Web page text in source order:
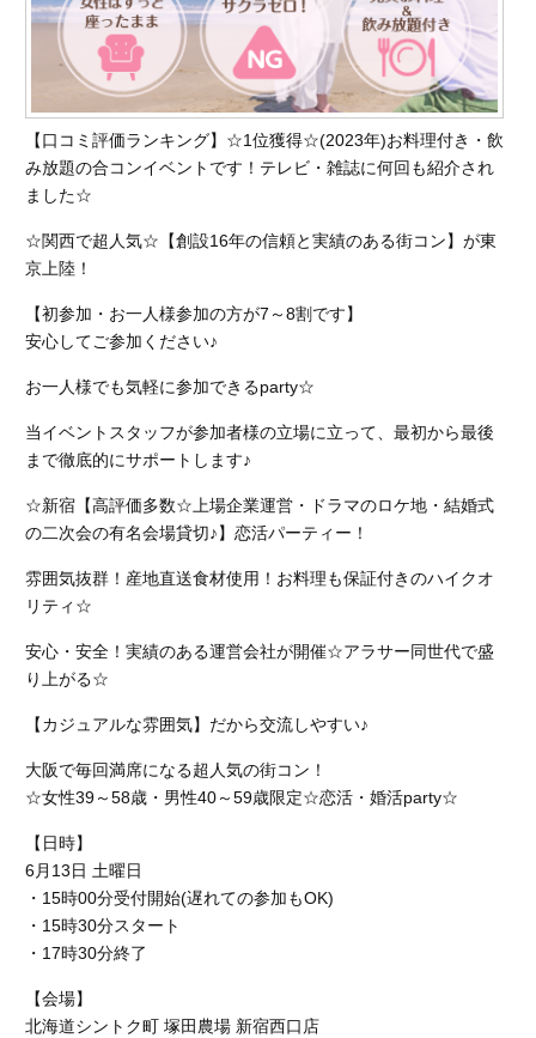
【口コミ評価ランキング】☆1位獲得☆(2023年)お料理付き・飲
み放題の合コンイベントです！テレビ・雑誌に何回も紹介され
ました☆
☆関西で超人気☆【創設16年の信頼と実績のある街コン】が東
京上陸！
【初参加・お一人様参加の方が7～8割です】
安心してご参加ください♪
お一人様でも気軽に参加できるparty☆
当イベントスタッフが参加者様の立場に立って、最初から最後
まで徹底的にサポートします♪
☆新宿【高評価多数☆上場企業運営・ドラマのロケ地・結婚式
の二次会の有名会場貸切♪】恋活パーティー！
雰囲気抜群！産地直送食材使用！お料理も保証付きのハイクオ
リティ☆
安心・安全！実績のある運営会社が開催☆アラサー同世代で盛
り上がる☆
【カジュアルな雰囲気】だから交流しやすい♪
大阪で毎回満席になる超人気の街コン！
☆女性39～58歳・男性40～59歳限定☆恋活・婚活party☆
【日時】
6月13日 土曜日
・15時00分受付開始(遅れての参加もOK)
・15時30分スタート
・17時30分終了
【会場】
北海道シントク町 塚田農場 新宿西口店